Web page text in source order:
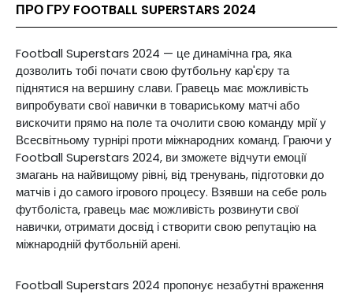
ПРО ГРУ FOOTBALL SUPERSTARS 2024
Football Superstars 2024 — це динамічна гра, яка
дозволить тобі почати свою футбольну кар'єру та
піднятися на вершину слави. Гравець має можливість
випробувати свої навички в товариському матчі або
вискочити прямо на поле та очолити свою команду мрії у
Всесвітньому турнірі проти міжнародних команд. Граючи у
Football Superstars 2024, ви зможете відчути емоції
змагань на найвищому рівні, від тренувань, підготовки до
матчів і до самого ігрового процесу. Взявши на себе роль
футболіста, гравець має можливість розвинути свої
навички, отримати досвід і створити свою репутацію на
міжнародній футбольній арені.
Football Superstars 2024 пропонує незабутні враження